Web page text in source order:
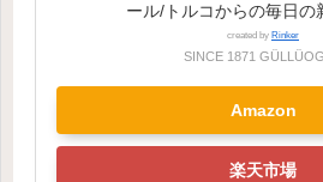
ール/トルコからの毎日の
created by Rinker
SINCE 1871
Amazon
楽天市場